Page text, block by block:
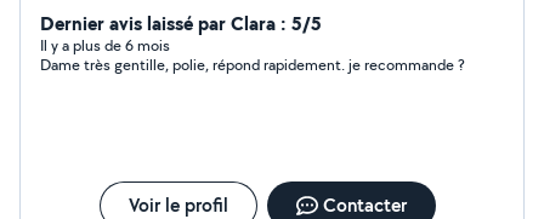
Dernier avis laissé par Clara : 5/5
Il y a plus de 6 mois
Dame très gentille, polie, répond rapidement. je recommande ?
Voir le profil Contacter